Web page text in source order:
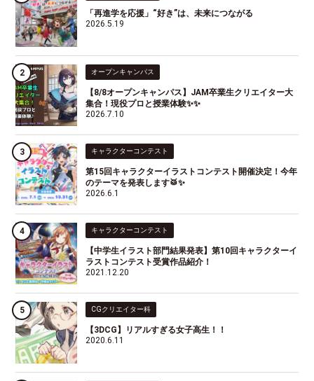
「再進学を応援」“好き”は、未来につながる
2026.5.19
オープンキャンパス
【8/8オープンキャンパス】JAM卒業生クリエイター大
集合！現役プロと授業体験✨✨
2026.7.10
キャラクターコンテスト
第15回キャラクターイラストコンテスト開催決定！今年
のテーマを発表します🥁✨
2026.6.1
キャラクターコンテスト
【中学生イラスト部門結果発表】第10回キャラクターイ
ラストコンテスト受賞作品紹介！
2021.12.20
CGクリエイター科
【3DCG】リアルすぎる女子高生！！
2020.6.11